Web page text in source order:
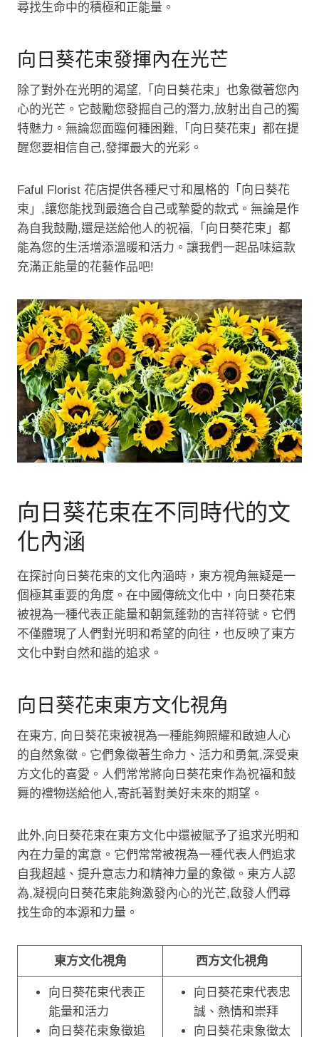
尋找生命中的積極和正能量。
向日葵花束發揮內在光芒
除了對外在光明的渴望,「向日葵花束」也象徵著您內
心的光芒。它鼓勵您發掘自己的潛力,放射出自己的獨
特魅力。無論您面臨何種困難,「向日葵花束」都在提
醒您要相信自己,發揮最大的光彩。
Faful Florist 花店提供各種尺寸和風格的「向日葵花
束」,讓您能找到最適合自己或摯愛的款式。無論是作
為自我鼓勵,還是送給他人的祝福,「向日葵花束」都
能為您的生活增添溫暖和活力。讓我們一起品味這款
充滿正能量的花藝作品吧!
向日葵花束在不同時代的文
化內涵
在探討向日葵花束的文化內涵時，東方視角無疑是一
個極其重要的角度。在中國傳統文化中，向日葵花束
被視為一種代表正能量和朝氣蓬勃的吉祥符號。它們
不僅體現了人們對光明和希望的向往，也反映了東方
文化中對自然和諧的追求。
向日葵花束東方文化視角
在東方, 向日葵花束被視為一種能夠照耀和啟迪人心
的自然象徵。它們象徵著生命力、活力和勇氣,深受東
方文化的喜愛。人們常常將向日葵花束作為祝福和鼓
舞的禮物送給他人,寄託著對美好未來的期望。
此外,向日葵花束在東方文化中還被賦予了追求光明和
內在力量的寓意。它們常常被視為一種代表人們追求
自我超越、提升意志力和精神力量的象徵。東方人認
為,凝視向日葵花束能夠激發內心的光芒,啟發人們尋
找生命的本源和力量。
東方文化視角 西方文化視角
向日葵花束代表正
能量和活力
向日葵花束象徵追
向日葵花束代表忠
誠、熱情和崇拜
向日葵花束象徵太